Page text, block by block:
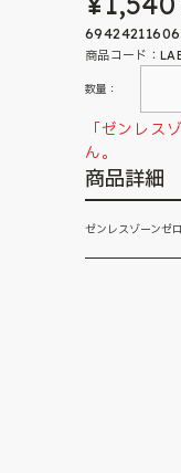
商品コード：
数量：
「ゼンレ
ん。
商品詳細
ゼンレスゾーン